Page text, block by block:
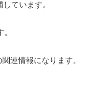
ています。
連情報になります。